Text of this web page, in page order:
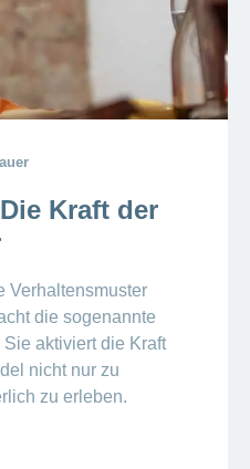
Kraft der
Verhaltensmuster
die sogenannte
aktiviert die Kraft
nicht nur zu
zu erleben.